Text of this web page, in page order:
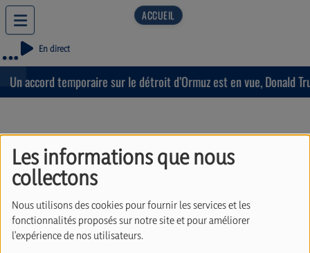
Les informations que nous
collectons
Nous utilisons des cookies pour fournir les services et les
fonctionnalités proposés sur notre site et pour améliorer
l'expérience de nos utilisateurs.
En direct
Un accord temporaire sur le détroit d’Ormuz est en vue, Donald
Richard Laub